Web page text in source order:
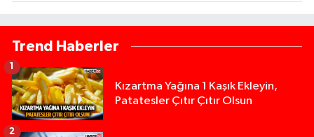
Trend Haberler
Kızartma Yağına 1 Kaşık Ekleyin,
Patatesler Çıtır Çıtır Olsun
1
2